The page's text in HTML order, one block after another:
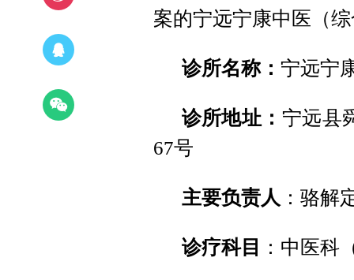
案的宁远宁康中医（
诊所名称： 宁远宁
诊所地址： 宁远县
67号
主要负责人 ：骆
诊疗科目 ：中医